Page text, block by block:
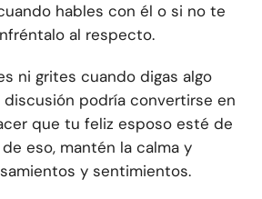
hables con él o si no te
al respecto.
ni grites cuando digas algo
discusión podría convertirse en
que tu feliz esposo esté de
eso, mantén la calma y
y sentimientos.